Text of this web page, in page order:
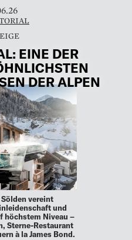
EINE DER
DER ALPEN
vereint
und
höchstem Niveau –
Sterne-Restaurant
à la James Bond.